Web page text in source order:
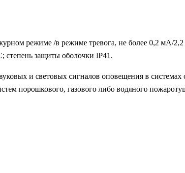
режиме /в режиме тревога, не более 0,2 мА/2,2
степень защиты оболочки IP41.
и световых сигналов оповещения в системах
порошкового, газового либо водяного